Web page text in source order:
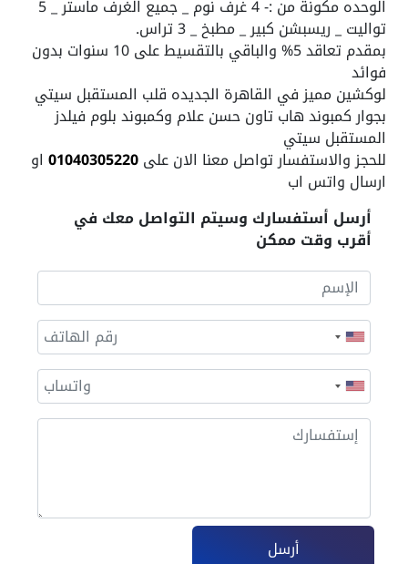
تواليت _ ريسبشن كبير _ مطبخ _ 3 تراس.
بمقدم تعاقد 5% والباقي بالتقسيط على 10 سنوات بدون
فوائد
لوكشين مميز في القاهرة الجديده قلب المستقبل سيتي
بجوار كمبوند هاب تاون حسن علام وكمبوند بلوم فيلدز
المستقبل سيتي
للحجز والاستفسار تواصل معنا الان على01040305220 او
ارسال واتس اب
أرسل أستفسارك وسيتم التواصل معك في
أقرب وقت ممكن
أرسل